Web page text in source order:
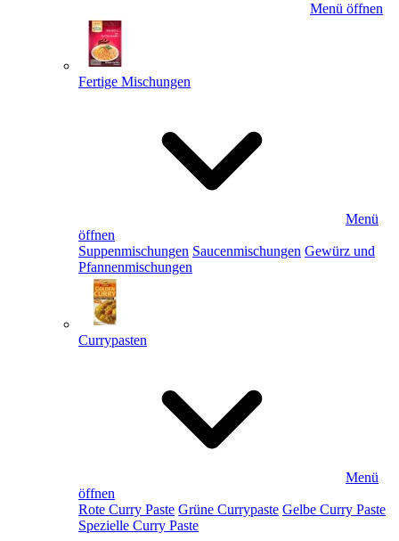
Menü öffnen
Fertige Mischungen
Menü
öffnen
Suppenmischungen Saucenmischungen Gewürz und
Pfannenmischungen
Currypasten
Menü
öffnen
Rote Curry Paste Grüne Currypaste Gelbe Curry Paste
Spezielle Curry Paste